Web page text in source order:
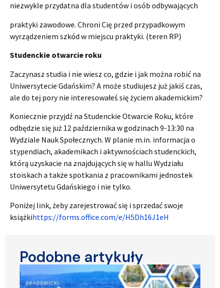
Podobne artykuły
niezwykle przydatna dla studentów i osób odbywających
praktyki zawodowe. Chroni Cię przed przypadkowym
wyrządzeniem szkód w miejscu praktyki. (teren RP)
Studenckie otwarcie roku
Zaczynasz studia i nie wiesz co, gdzie i jak można robić na
Uniwersytecie Gdańskim? A może studiujesz już jakiś czas,
ale do tej pory nie interesowałeś się życiem akademickim?
Koniecznie przyjdź na Studenckie Otwarcie Roku, które
odbędzie się już 12 października w godzinach 9-13:30 na
Wydziale Nauk Społecznych. W planie m.in. informacja o
stypendiach, akademikach i aktywnościach studenckich,
którą uzyskacie na znajdujących się w hallu Wydziału
stoiskach a także spotkania z pracownikami jednostek
Uniwersytetu Gdańskiego i nie tylko.
Poniżej link, żeby zarejestrować się i sprzedać swoje
książkihttps://forms.office.com/e/H5Dh16J1eH